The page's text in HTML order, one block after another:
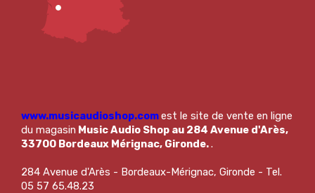
www.musicaudioshop.comest le site de vente en ligne
du magasin Music Audio Shop au 284 Avenue d'Arès,
33700 Bordeaux Mérignac, Gironde..
284 Avenue d'Arès - Bordeaux-Mérignac, Gironde - Tel.
05 57 65.48.23